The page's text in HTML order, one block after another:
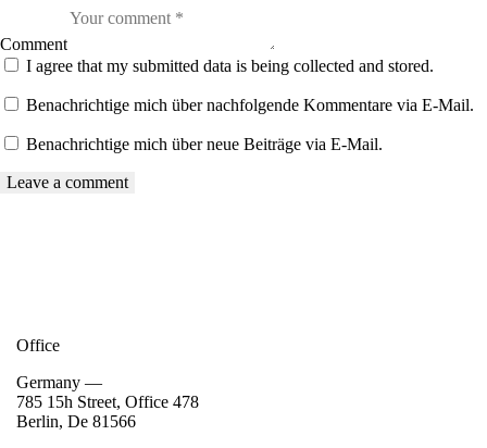
Comment
I agree that my submitted data is being collected and stored.
Benachrichtige mich über nachfolgende Kommentare via E-Mail.
Benachrichtige mich über neue Beiträge via E-Mail.
Office
Germany —
785 15h Street, Office 478
Berlin, De 81566